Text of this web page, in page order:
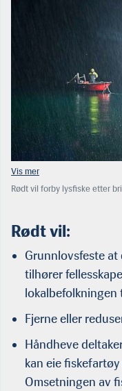
Rødt vil forby lysfiske etter
Rødt vil:
Grunnlovsfeste
tilhører
lokalbefolkningen
Fjerne eller
Håndheve
kan eie
Omsetningen av